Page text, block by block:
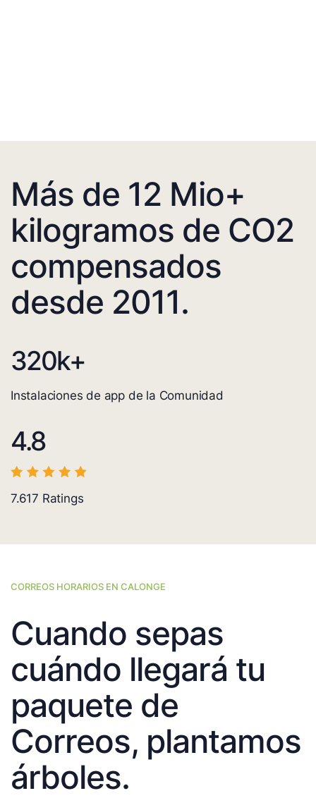
Más de 12 Mio+
kilogramos de CO2
compensados
desde 2011.
320k+
Instalaciones de app de la Comunidad
4.8
7.617 Ratings
CORREOS HORARIOS EN CALONGE
Cuando sepas
cuándo llegará tu
paquete de
Correos, plantamos
árboles.